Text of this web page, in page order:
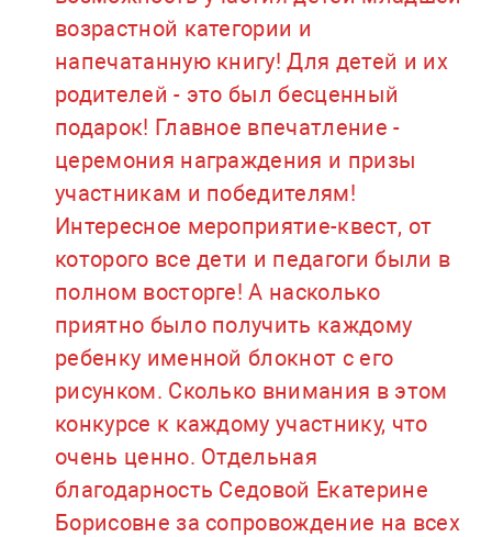
возрастной категории и
напечатанную книгу! Для детей и их
родителей - это был бесценный
подарок! Главное впечатление -
церемония награждения и призы
участникам и победителям!
Интересное мероприятие-квест, от
которого все дети и педагоги были в
полном восторге! А насколько
приятно было получить каждому
ребенку именной блокнот с его
рисунком. Сколько внимания в этом
конкурсе к каждому участнику, что
очень ценно. Отдельная
благодарность Седовой Екатерине
Борисовне за сопровождение на всех